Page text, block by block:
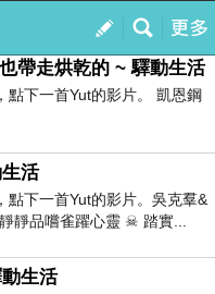
我的
訂閱
島嶼
帶走烘乾的 ~ 驛動生活
點下一首Yut的影片。 凱恩鋼
活
點下一首Yut的影片。吳克羣&
靜品嚐雀躍心靈 ☠ 踏實...
生活